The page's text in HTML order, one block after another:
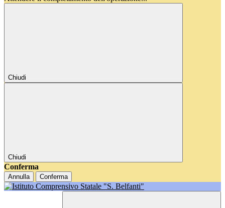
Chiudi
Chiudi
Conferma
Annulla Conferma